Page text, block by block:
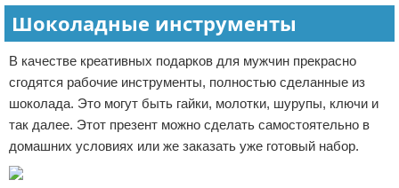
Шоколадные инструменты
В качестве креативных подарков для мужчин прекрасно
сгодятся рабочие инструменты, полностью сделанные из
шоколада. Это могут быть гайки, молотки, шурупы, ключи и
так далее. Этот презент можно сделать самостоятельно в
домашних условиях или же заказать уже готовый набор.